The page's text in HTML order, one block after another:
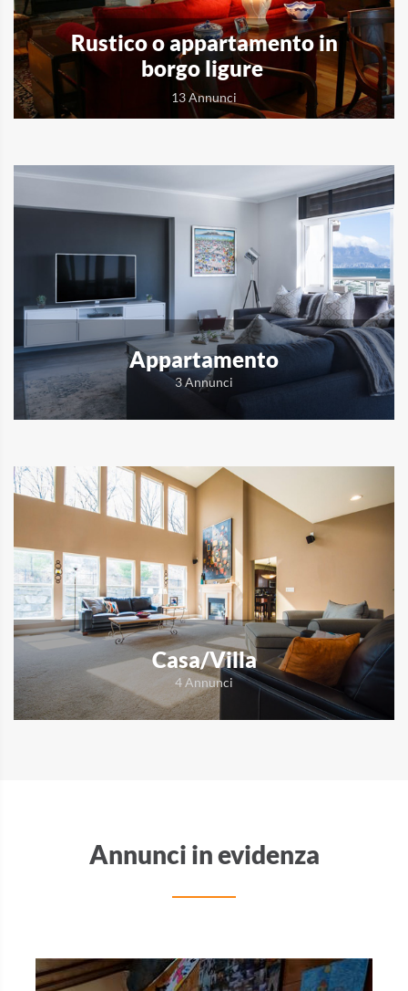
Rustico o appartamento in
borgo ligure
13 Annunci
Appartamento
3 Annunci
Casa/Villa
4 Annunci
Annunci in evidenza